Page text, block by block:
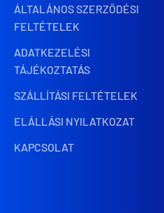
ÁLTALÁNOS SZERZŐDÉSI
FELTÉTELEK
ADATKEZELÉSI
TÁJÉKOZTATÁS
SZÁLLÍTÁSI FELTÉTELEK
ELÁLLÁSI NYILATKOZAT
KAPCSOLAT